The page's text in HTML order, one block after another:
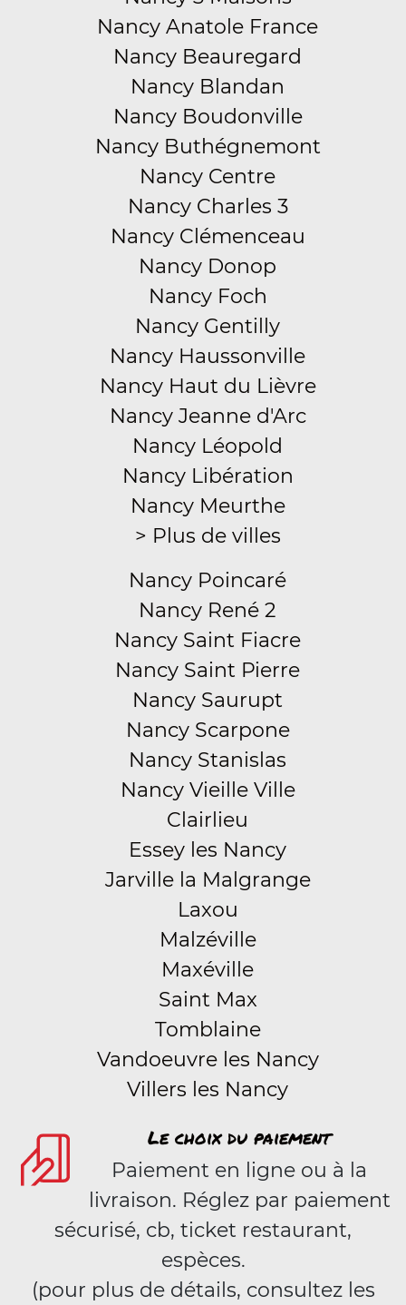
Nancy Anatole France
Nancy Beauregard
Nancy Blandan
Nancy Boudonville
Nancy Buthégnemont
Nancy Centre
Nancy Charles 3
Nancy Clémenceau
Nancy Donop
Nancy Foch
Nancy Gentilly
Nancy Haussonville
Nancy Haut du Lièvre
Nancy Jeanne d'Arc
Nancy Léopold
Nancy Libération
Nancy Meurthe
> Plus de villes
Nancy Poincaré
Nancy René 2
Nancy Saint Fiacre
Nancy Saint Pierre
Nancy Saurupt
Nancy Scarpone
Nancy Stanislas
Nancy Vieille Ville
Clairlieu
Essey les Nancy
Jarville la Malgrange
Laxou
Malzéville
Maxéville
Saint Max
Tomblaine
Vandoeuvre les Nancy
Villers les Nancy
Le choix du paiement
Paiement en ligne ou à la
livraison. Réglez par paiement
sécurisé, cb, ticket restaurant,
espèces.
(pour plus de détails, consultez les